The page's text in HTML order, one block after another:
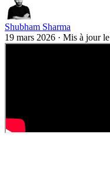
Shubham Sharma
19 mars 2026 · Mis à jour le